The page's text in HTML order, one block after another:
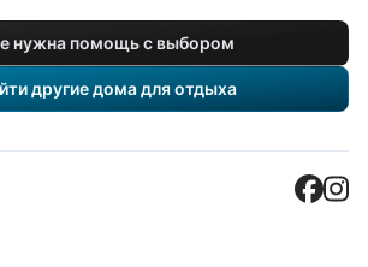
нужна помощь с выбором
другие дома для отдыха